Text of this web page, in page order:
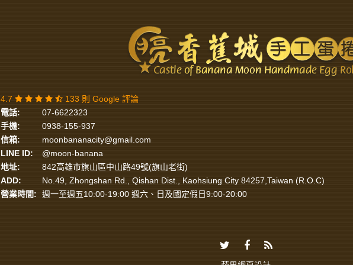
4.7
133 則 Google 評論
電話:
07-6622323
手機:
0938-155-937
信箱:
moonbananacity@gmail.com
LINE ID:
@moon-banana
地址:
842高雄市旗山區中山路49號(旗山老街)
ADD:
No.49, Zhongshan Rd., Qishan Dist., Kaohsiung City 84257,Taiwan (R.O.C)
營業時間:
週一至週五10:00-19:00 週六、日及國定假日9:00-20:00